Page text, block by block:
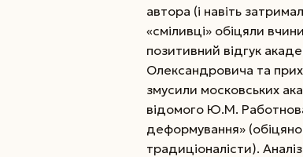
автора (і навіть
«сміливці» обіцяли
позитивний відгук
Олександровича та
змусили московських
відомого Ю.М.
деформування»
традиціоналісти).